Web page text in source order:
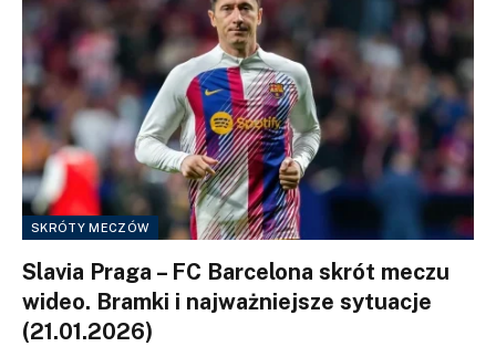
SKRÓTY MECZÓW
Slavia Praga – FC Barcelona skrót meczu
wideo. Bramki i najważniejsze sytuacje
(21.01.2026)